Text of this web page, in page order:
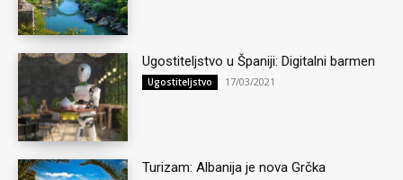
Ugostiteljstvo u Španiji: Digitalni barmen
Ugostiteljstvo 17/03/2021
Turizam: Albanija je nova Grčka